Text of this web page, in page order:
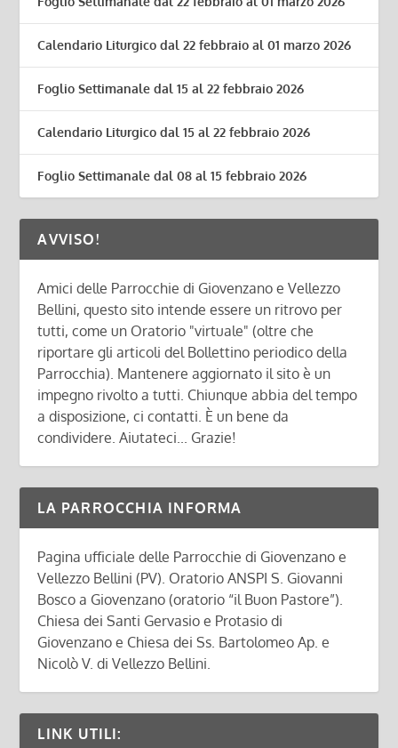
Calendario Liturgico dal 22 febbraio al 01 marzo 2026
Foglio Settimanale dal 15 al 22 febbraio 2026
Calendario Liturgico dal 15 al 22 febbraio 2026
Foglio Settimanale dal 08 al 15 febbraio 2026
AVVISO!
Amici delle Parrocchie di Giovenzano e Vellezzo
Bellini, questo sito intende essere un ritrovo per
tutti, come un Oratorio "virtuale" (oltre che
riportare gli articoli del Bollettino periodico della
Parrocchia). Mantenere aggiornato il sito è un
impegno rivolto a tutti. Chiunque abbia del tempo
a disposizione, ci contatti. È un bene da
condividere. Aiutateci... Grazie!
LA PARROCCHIA INFORMA
Pagina ufficiale delle Parrocchie di Giovenzano e
Vellezzo Bellini (PV). Oratorio ANSPI S. Giovanni
Bosco a Giovenzano (oratorio “il Buon Pastore”).
Chiesa dei Santi Gervasio e Protasio di
Giovenzano e Chiesa dei Ss. Bartolomeo Ap. e
Nicolò V. di Vellezzo Bellini.
LINK UTILI: